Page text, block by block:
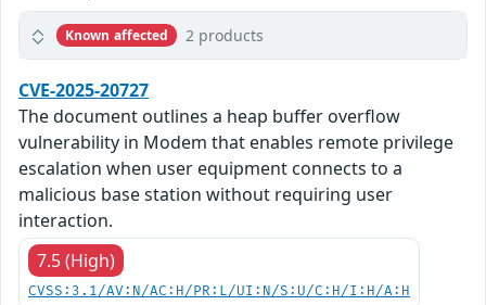
Known affected 2 products
CVE-2025-20727
The document outlines a heap buffer overflow
vulnerability in Modem that enables remote privilege
escalation when user equipment connects to a
malicious base station without requiring user
interaction.
7.5 (High)
CVSS:3.1/AV:N/AC:H/PR:L/UI:N/S:U/C:H/I:H/A:H